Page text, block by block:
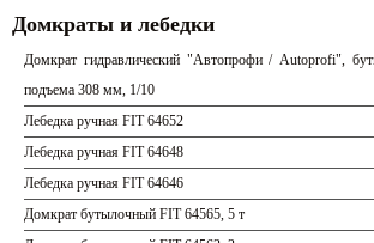
Домкраты и лебедки
Домкрат гидравлический "Автопрофи / Autoprofi",
подъема 308 мм, 1/10
Лебедка ручная FIT 64652
Лебедка ручная FIT 64648
Лебедка ручная FIT 64646
Домкрат бутылочный FIT 64565, 5 т